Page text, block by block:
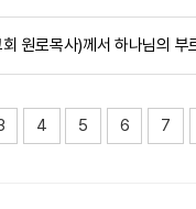
원로목사)께서 하나님의 부
4 5 6 7